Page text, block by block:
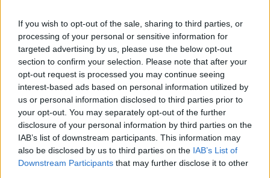
If you wish to opt-out of the sale, sharing to third parties, or
processing of your personal or sensitive information for
targeted advertising by us, please use the below opt-out
section to confirm your selection. Please note that after your
opt-out request is processed you may continue seeing
interest-based ads based on personal information utilized by
us or personal information disclosed to third parties prior to
your opt-out. You may separately opt-out of the further
disclosure of your personal information by third parties on the
IAB’s list of downstream participants. This information may
also be disclosed by us to third parties on the IAB’s List of
Downstream Participants that may further disclose it to other
programmal és a beletelepített Magellán-
program tartalmazza mindazt, ami a vizsgálat
során elhangzott az olasz államügyészség
híressé vált 253-as szobájában:
jegyzőkönyveket, 250 parlamenti képviselő
és öt miniszter beidézésére vonatkozó
engedélykéréseket, nemzetközi
megkereséseket.
A számítógép a mai napig működőképes, a
benne lévő adatok lehívhatók, mégis